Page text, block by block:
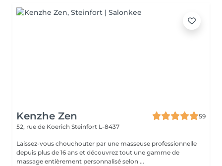
Kenzhe Zen
59
52, rue de Koerich Steinfort L-8437
Laissez-vous chouchouter par une masseuse professionnelle
depuis plus de 16 ans et découvrez tout une gamme de
massage entièrement personnalisé selon ...